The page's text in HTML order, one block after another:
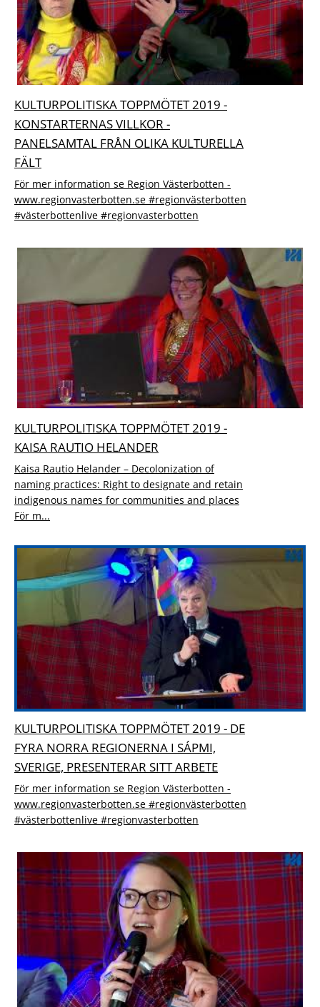
KULTURPOLITISKA TOPPMÖTET 2019 -
KONSTARTERNAS VILLKOR -
PANELSAMTAL FRÅN OLIKA KULTURELLA
FÄLT
För mer information se Region Västerbotten -
www.regionvasterbotten.se #regionvästerbotten
#västerbottenlive #regionvasterbotten
KULTURPOLITISKA TOPPMÖTET 2019 -
KAISA RAUTIO HELANDER
Kaisa Rautio Helander – Decolonization of
naming practices: Right to designate and retain
indigenous names for communities and places
För m...
KULTURPOLITISKA TOPPMÖTET 2019 - DE
FYRA NORRA REGIONERNA I SÁPMI,
SVERIGE, PRESENTERAR SITT ARBETE
För mer information se Region Västerbotten -
www.regionvasterbotten.se #regionvästerbotten
#västerbottenlive #regionvasterbotten